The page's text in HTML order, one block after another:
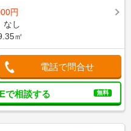
円
なし
㎡
電話で問合せ
で相談する 無料